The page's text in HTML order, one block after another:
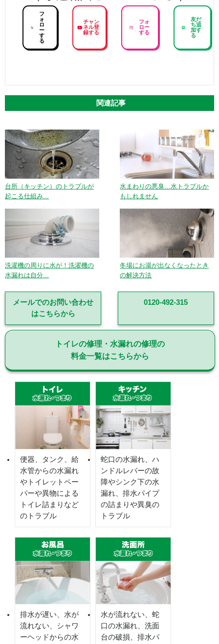
フ
ォ
ロ
ー
す
る
チャン
ネル登
録する
フォ
ロー
する
友だ
ち追
加す
る
関連記事
台所（キッチン）のトラブルが
起こる仕組み...
水まわりの悪臭…水トラブルか
もしれません
洗濯機の周りに水が！洗濯機の
水漏れは自分...
冬場にお湯が出なくなったとき
の解決方法
メールでのお問い合わせ
はこちらから
0120-492-315
トイレの修理・水漏れの修理の
料金一覧はこちらから
便器、タンク、給
水管からの水漏れ
やトイレットペー
パーや異物による
トイレ詰まりなど
のトラブル
蛇口の水漏れ、ハ
ンドルレバーの故
障やシンク下の水
漏れ、排水パイプ
の詰まりや異臭の
トラブル
排水が遅い、水が
流れない、シャワ
ーヘッドからの水
水が流れない、蛇
口の水漏れ、洗面
台の破損、排水パ